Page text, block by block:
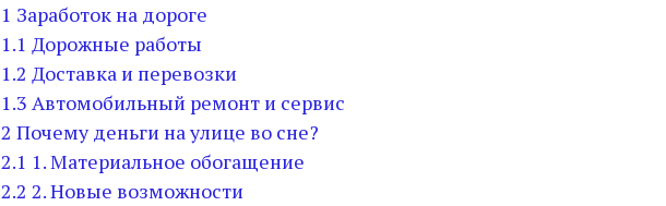
1 Заработок на дороге
1.1 Дорожные работы
1.2 Доставка и перевозки
1.3 Автомобильный ремонт и сервис
2 Почему деньги на улице во сне?
2.1 1. Материальное обогащение
2.2 2. Новые возможности